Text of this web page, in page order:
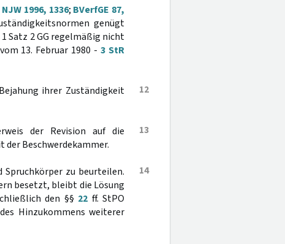
NJW 1996, 1336; BVerfGE 87,
genügt
1 Satz 2 GG regelmäßig nicht
13. Februar 1980 -3 StR
12
ihrer Zuständigkeit
13
der Revision auf die
Beschwerdekammer.
14
zu beurteilen.
besetzt, bleibt die Lösung
den §§ 22 ff. StPO
Hinzukommens weiterer